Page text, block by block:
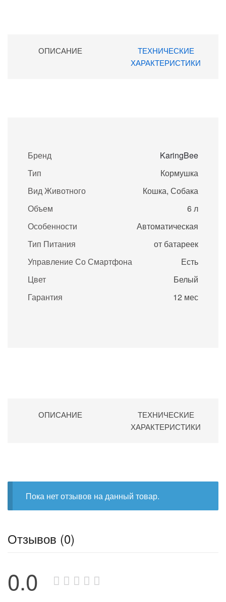
ОПИСАНИЕ
ТЕХНИЧЕСКИЕ
ХАРАКТЕРИСТИКИ
Бренд
KaringBee
Тип
Кормушка
Вид Животного
Кошка, Собака
Объем
6 л
Особенности
Автоматическая
Тип Питания
от батареек
Управление Со Смартфона
Есть
Цвет
Белый
Гарантия
12 мес
ОПИСАНИЕ
ТЕХНИЧЕСКИЕ
ХАРАКТЕРИСТИКИ
Пока нет отзывов на данный товар.
Отзывов (0)
0.0